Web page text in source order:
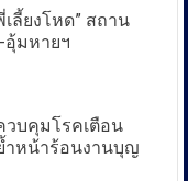
า
ยศ
ลี้ยงโหด” สถาน
อุ้มหายฯ
ฯ
วบคุมโรคเตือน
ำหน้าร้อนงานบุญ